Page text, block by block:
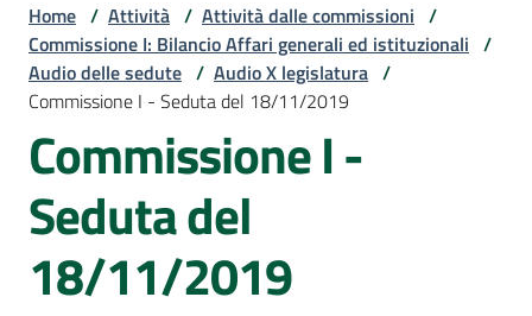
Assemblea
Attività
Argomenti
Home / Attività / Attività dalle commissioni /
Commissione I: Bilancio Affari generali ed istituzionali /
Audio delle sedute / Audio X legislatura /
Commissione I - Seduta del 18/11/2019
Commissione I -
Seduta del
18/11/2019